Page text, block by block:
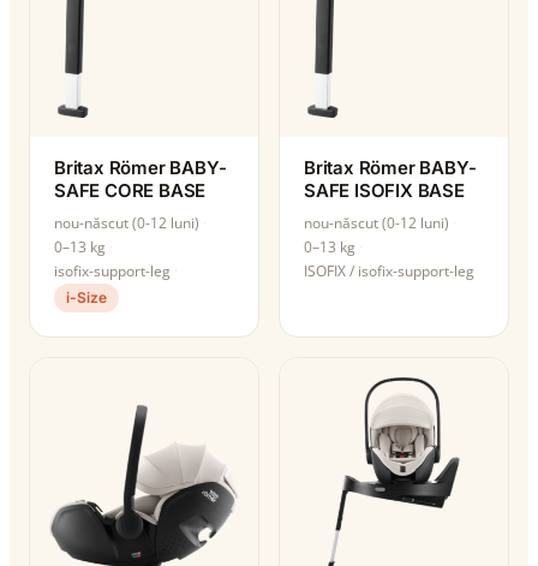
Britax Römer BABY-
SAFE CORE BASE
nou-născut (0-12 luni)
0–13 kg
isofix-support-leg
i-Size
Britax Römer BABY-
SAFE ISOFIX BASE
nou-născut (0-12 luni)
0–13 kg
ISOFIX / isofix-support-leg